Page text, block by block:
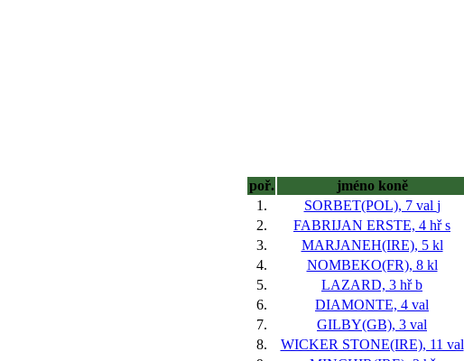
poř.
jméno koně
1.
SORBET(POL), 7 val j
2.
FABRIJAN ERSTE, 4 hřs
3.
MARJANEH(IRE), 5 kl
4.
NOMBEKO(FR), 8 kl
5.
LAZARD, 3 hřb
6.
DIAMONTE, 4 val
7.
GILBY(GB), 3 val
8.
WICKER STONE(IRE), 11 val